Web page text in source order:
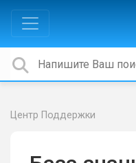
Центр Поддержки